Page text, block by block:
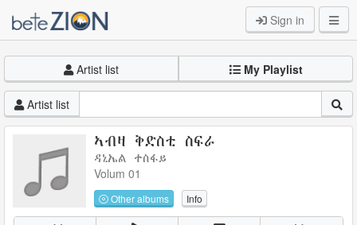
Sign in
Artist list My Playlist
Artist list
ኣብዛ ቅድስቲ ስፍራ
ዳኒኤል ተስፋይ
Volum 01
Other albums Info